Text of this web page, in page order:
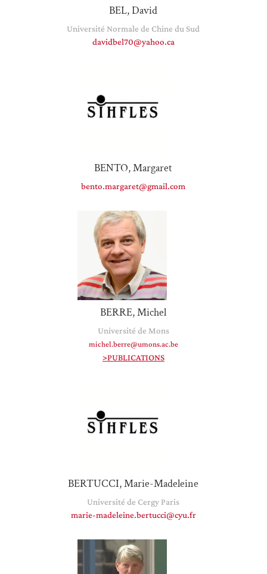
BEL, David
Université Normale de Chine du Sud
davidbel70@yahoo.ca
BENTO, Margaret
bento.margaret@gmail.com
BERRE, Michel
Université de Mons
michel.berre@umons.ac.be
>PUBLICATIONS
BERTUCCI, Marie-Madeleine
Université de Cergy Paris
marie-madeleine.bertucci@cyu.fr